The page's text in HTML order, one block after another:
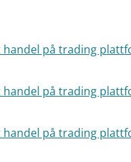
på trading
på trading
på trading